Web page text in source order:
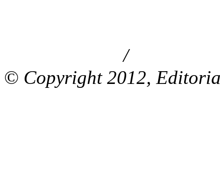
/
© Copyright 2012,